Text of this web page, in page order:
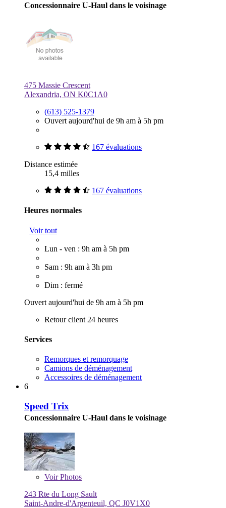
Concessionnaire U-Haul dans le voisinage
475 Massie Crescent
Alexandria, ON K0C1A0
(613) 525-1379
Ouvert aujourd'hui de 9h am à 5h pm
167 évaluations
Distance estimée
15,4 milles
167 évaluations
Heures normales
Voir tout
Lun - ven : 9h am à 5h pm
Sam : 9h am à 3h pm
Dim : fermé
Ouvert aujourd'hui de 9h am à 5h pm
Retour client 24 heures
Services
Remorques et remorquage
Camions de déménagement
Accessoires de déménagement
6
Speed Trix
Concessionnaire U-Haul dans le voisinage
VoirPhotos
243 Rte du Long Sault
Saint-Andre-d'Argenteuil, QC J0V1X0